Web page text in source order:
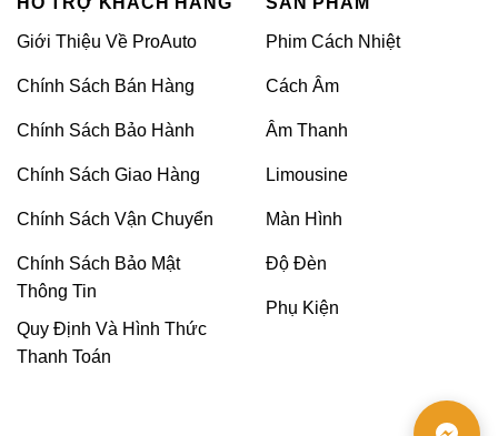
Giới Thiệu Về ProAuto
Chính Sách Bán Hàng
Chính Sách Bảo Hành
Chính Sách Giao Hàng
Chính Sách Vận Chuyển
Chính Sách Bảo Mật
Thông Tin
Quy Định Và Hình Thức
Thanh Toán
Phim Cách Nhiệt
Cách Âm
Âm Thanh
Limousine
Màn Hình
Độ Đèn
Phụ Kiện